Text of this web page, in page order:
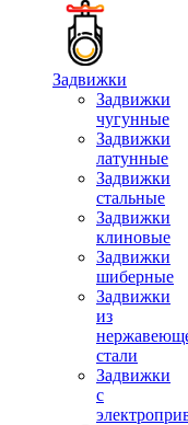
Задвижки
Задвижки
чугунные
Задвижки
латунные
Задвижки
стальные
Задвижки
клиновые
Задвижки
шиберные
Задвижки
из
стали
Задвижки
с